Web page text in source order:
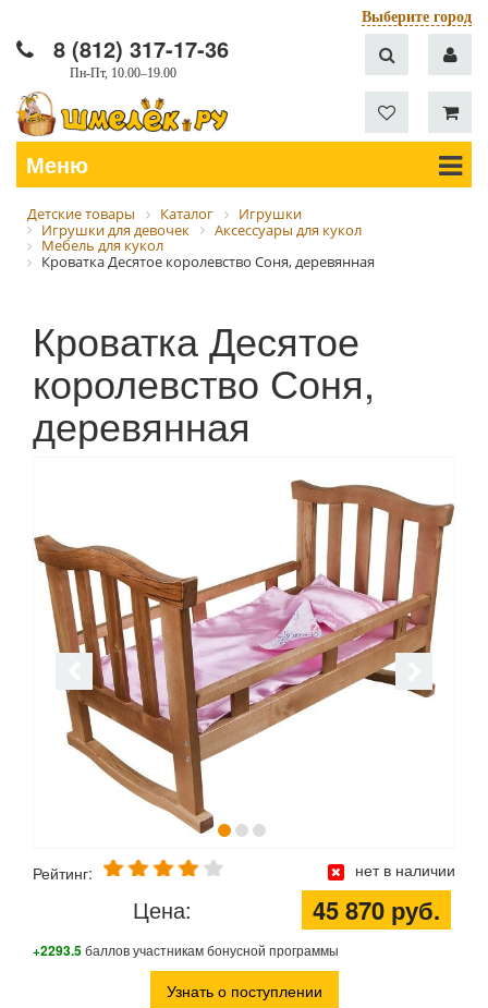
Выберите город
8 (812) 317-17-36
Пн-Пт, 10.00–19.00
Меню
Детские товары Каталог
Игрушки
Игрушки для девочек
Аксессуары для кукол
Мебель для кукол
Кроватка Десятое королевство Соня, деревянная
Кроватка Десятое
королевство Соня,
деревянная
Рейтинг: нет в наличии
Цена: 45 870 руб.
+2293.5баллов участникам бонусной программы
Узнать о поступлении